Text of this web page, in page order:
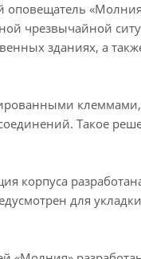
чрезвычайной
зданиях, а
клеммами,
Такое
корпуса
для